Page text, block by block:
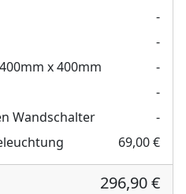
-
-
400mm x 400mm
-
-
Wandschalter
-
69,00 €
296,90 €